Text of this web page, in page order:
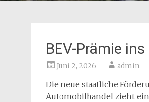
BEV-Prämie
Juni 2, 2026 admin
Die neue staatliche
Automobilhandel zieht